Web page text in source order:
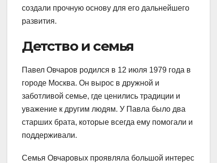
создали прочную основу для его дальнейшего
развития.
Детство и семья
Павел Овчаров родился в 12 июля 1979 года в
городе Москва. Он вырос в дружной и
заботливой семье, где ценились традиции и
уважение к другим людям. У Павла было два
старших брата, которые всегда ему помогали и
поддерживали.
Семья Овчаровых проявляла большой интерес